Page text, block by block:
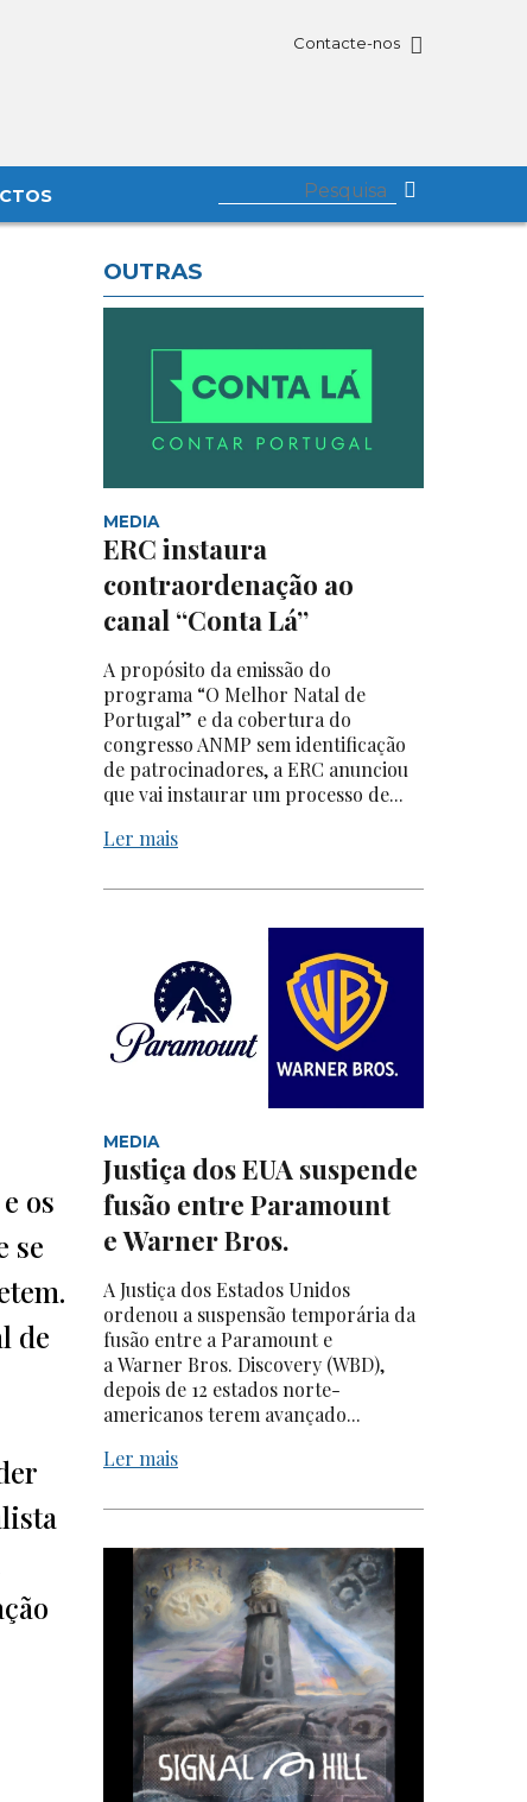
Contacte-nos
os
se
de
OUTRAS
MEDIA
ERC instaura
contraordenação ao
canal “Conta Lá”
A propósito da emissão do
programa “O Melhor Natal de
Portugal” e da cobertura do
congresso ANMP sem identificação
de patrocinadores, a ERC anunciou
que vai instaurar um processo de...
Ler mais
MEDIA
Justiça dos EUA suspende
fusão entre Paramount
e Warner Bros.
A Justiça dos Estados Unidos
ordenou a suspensão temporária da
fusão entre a Paramount e
a Warner Bros. Discovery (WBD),
depois de 12 estados norte-
americanos terem avançado...
Ler mais